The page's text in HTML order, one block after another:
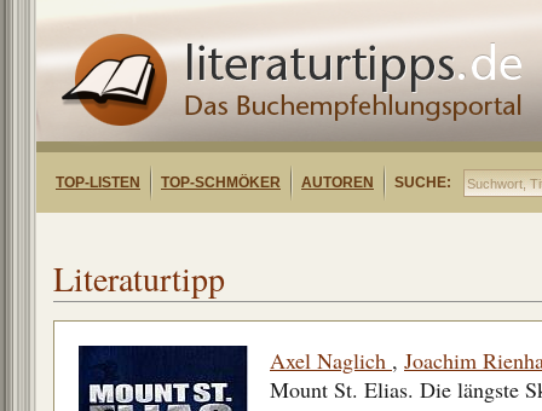
TOP-LISTEN TOP-SCHMÖKER AUTOREN SUCHE:
Literaturtipp
Axel Naglich , Joachim
Mount St. Elias. Die längste